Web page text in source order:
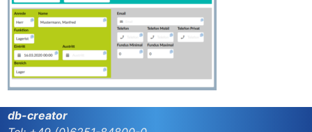
db-creator